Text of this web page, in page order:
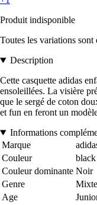
Produit indisponible
Toutes les variations sont
Description
Cette casquette adidas
ensoleillées. La visière
que le sergé de coton
et fun en feront un
Informations
Marque
Couleur
black
Couleur dominante Noir
Genre
Mixte
Age